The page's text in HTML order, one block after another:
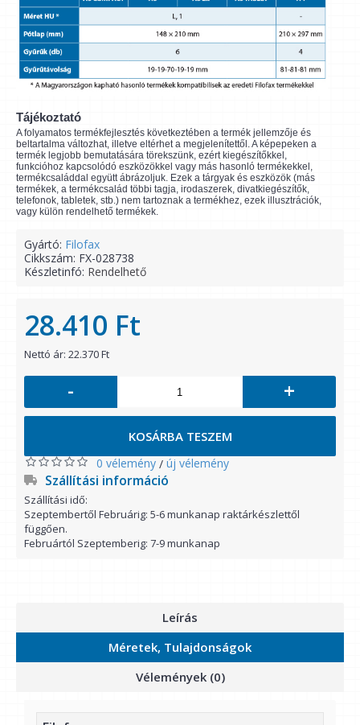
Tájékoztató
A folyamatos termékfejlesztés következtében a termék jellemzője és
beltartalma változhat, illetve eltérhet a megjelenítettől. A képepeken a
termék legjobb bemutatására törekszünk, ezért kiegészítőkkel,
funkcióhoz kapcsolódó eszközökkel vagy más hasonló termékekkel,
termékcsaláddal együtt ábrázoljuk. Ezek a tárgyak és eszközök (más
termékek, a termékcsalád többi tagja, irodaszerek, divatkiegészítők,
telefonok, tabletek, stb.) nem tartoznak a termékhez, ezek illusztrációk,
vagy külön rendelhető termékek.
Gyártó: Filofax
Cikkszám: FX-028738
Készletinfó: Rendelhető
28.410 Ft
Nettó ár: 22.370 Ft
- +
KOSÁRBA TESZEM
0 vélemény / új vélemény
Szállítási információ
Szállítási idő:
Szeptembertől Februárig: 5-6 munkanap raktárkészlettől
függően.
Februártól Szeptemberig: 7-9 munkanap
Leírás
Méretek, Tulajdonságok
Vélemények (0)